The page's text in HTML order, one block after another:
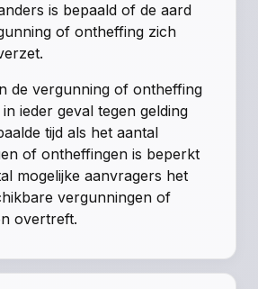
is bepaald of de aard
of ontheffing zich
de vergunning of ontheffing
ieder geval tegen gelding
tijd als het aantal
of ontheffingen is beperkt
mogelijke aanvragers het
vergunningen of
overtreft.